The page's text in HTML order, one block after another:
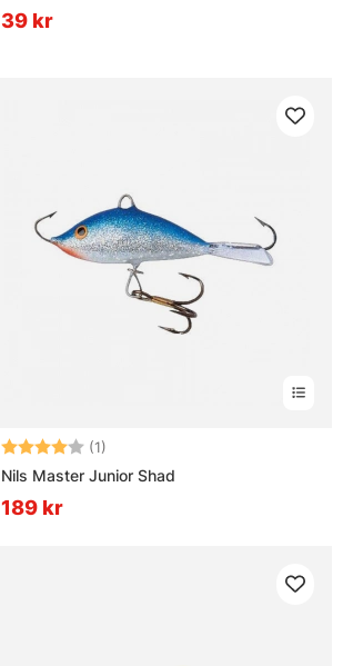
39 kr
Betyg: (1)
Nils Master Junior Shad
189 kr